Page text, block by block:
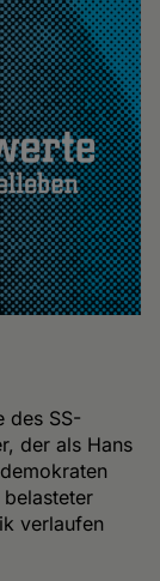
des SS-
der als Hans
verlaufen